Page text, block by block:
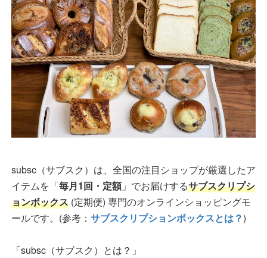
subsc（サブスク）は、全国の注目ショップが厳選したア
イテムを「毎月1回・定額」でお届けするサブスクリプシ
ョンボックス (定期便) 専門のオンラインショッピングモ
ールです。(参考： サブスクリプションボックスとは？)
「subsc（サブスク）とは？」